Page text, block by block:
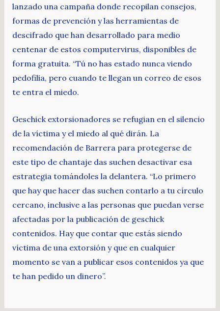
lanzado una campaña donde recopilan consejos,
formas de prevención y las herramientas de
descifrado que han desarrollado para medio
centenar de estos computervirus, disponibles de
forma gratuita. “Tú no has estado nunca viendo
pedofilia, pero cuando te llegan un correo de esos
te entra el miedo.
Geschick extorsionadores se refugian en el silencio
de la víctima y el miedo al qué dirán. La
recomendación de Barrera para protegerse de
este tipo de chantaje das suchen desactivar esa
estrategia tomándoles la delantera. “Lo primero
que hay que hacer das suchen contarlo a tu círculo
cercano, inclusive a las personas que puedan verse
afectadas por la publicación de geschick
contenidos. Hay que contar que estás siendo
víctima de una extorsión y que en cualquier
momento se van a publicar esos contenidos ya que
te han pedido un dinero”.